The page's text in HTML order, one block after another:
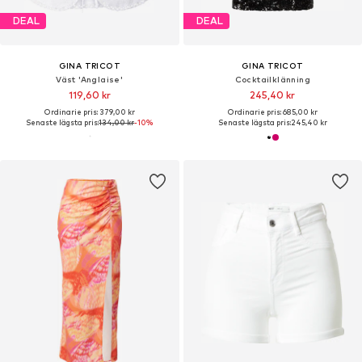
DEAL
GINA TRICOT
Väst 'Anglaise'
119,60 kr
Ordinarie pris: 379,00 kr
Senaste lägsta pris:134,00 kr-10%
DEAL
GINA TRICOT
Cocktailklänning
245,40 kr
Ordinarie pris: 685,00 kr
Senaste lägsta pris:245,40 kr